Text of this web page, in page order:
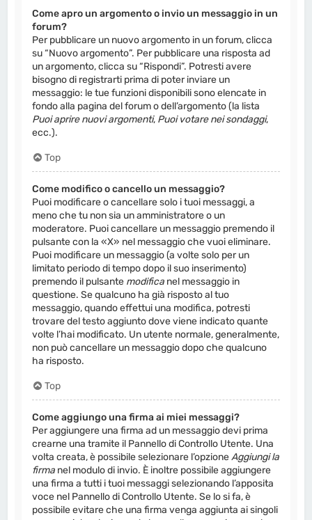
Come apro un argomento o invio un messaggio in un
forum?
Per pubblicare un nuovo argomento in un forum, clicca
su “Nuovo argomento”. Per pubblicare una risposta ad
un argomento, clicca su “Rispondi”. Potresti avere
bisogno di registrarti prima di poter inviare un
messaggio: le tue funzioni disponibili sono elencate in
fondo alla pagina del forum o dell’argomento (la lista
Puoi aprire nuovi argomenti, Puoi votare nei sondaggi,
ecc.).
Top
Come modifico o cancello un messaggio?
Puoi modificare o cancellare solo i tuoi messaggi, a
meno che tu non sia un amministratore o un
moderatore. Puoi cancellare un messaggio premendo il
pulsante con la «X» nel messaggio che vuoi eliminare.
Puoi modificare un messaggio (a volte solo per un
limitato periodo di tempo dopo il suo inserimento)
premendo il pulsante modifica nel messaggio in
questione. Se qualcuno ha già risposto al tuo
messaggio, quando effettui una modifica, potresti
trovare del testo aggiunto dove viene indicato quante
volte l’hai modificato. Un utente normale, generalmente,
non può cancellare un messaggio dopo che qualcuno
ha risposto.
Top
Come aggiungo una firma ai miei messaggi?
Per aggiungere una firma ad un messaggio devi prima
crearne una tramite il Pannello di Controllo Utente. Una
volta creata, è possibile selezionare l’opzioneAggiungi la
firma nel modulo di invio. È inoltre possibile aggiungere
una firma a tutti i tuoi messaggi selezionando l’apposita
voce nel Pannello di Controllo Utente. Se lo si fa, è
possibile evitare che una firma venga aggiunta ai singoli